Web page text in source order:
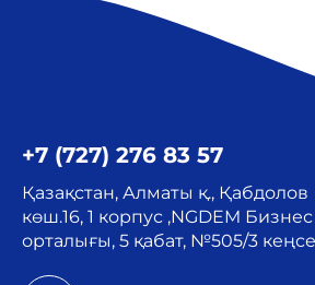
+7 (727) 276 83 57
Қазақстан, Алматы қ., Қабдолов
көш.16, 1 корпус ,NGDEM Бизнес
орталығы, 5 қабат, №505/3 кеңсе